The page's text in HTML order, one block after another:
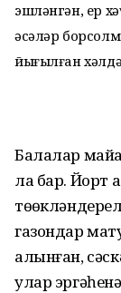
эшләнгән, ер
әсәләр
йығылған
Балалар
ла бар. Йорт
газондар
алынған,
улар